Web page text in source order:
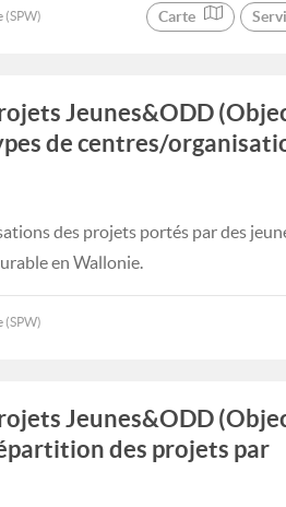
(SPW) Carte
Jeunes&ODD
de centres/
des projets portés par des
en Wallonie.
(SPW)
Jeunes&ODD
des projets par